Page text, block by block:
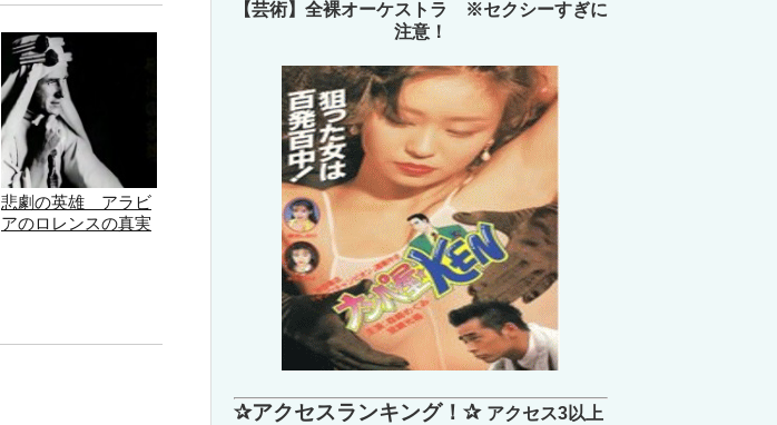
悲劇の英雄 アラビ
アのロレンスの真実
【芸術】全裸オーケストラ ※セクシーすぎに
注意！
✰アクセスランキング！✰ アクセス3以上